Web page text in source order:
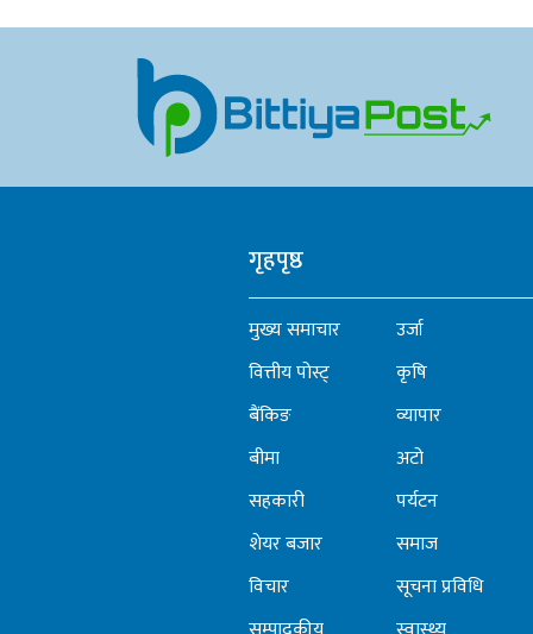
गृहपृष्ठ
मुख्य समाचार
वित्तीय पोस्ट्
बैंकिङ
बीमा
सहकारी
शेयर बजार
विचार
उर्जा
कृषि
व्यापार
अटो
पर्यटन
समाज
सूचना प्रविधि